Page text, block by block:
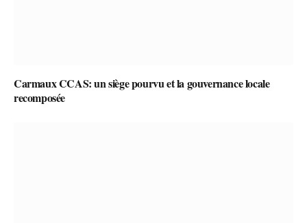
Carmaux CCAS: un siège pourvu et la gouvernance locale
recomposée